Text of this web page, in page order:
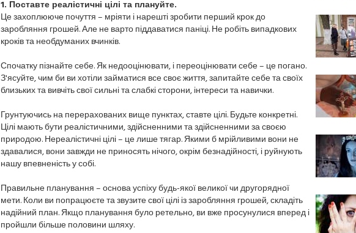
1. Поставте реалістичні цілі та плануйте.
Це захоплююче почуття – мріяти і нарешті зробити перший крок до
заробляння грошей. Але не варто піддаватися паніці. Не робіть випадкових
кроків та необдуманих вчинків.
Спочатку пізнайте себе. Як недооцінювати, і переоцінювати себе – це погано.
З'ясуйте, чим би ви хотіли займатися все своє життя, запитайте себе та своїх
близьких та вивчіть свої сильні та слабкі сторони, інтереси та навички.
Грунтуючись на перерахованих вище пунктах, ставте цілі. Будьте конкретні.
Цілі мають бути реалістичними, здійсненними та здійсненними за своєю
природою. Нереалістичні цілі – це лише тягар. Якими б мрійливими вони не
здавалися, вони завжди не приносять нічого, окрім безнадійності, і руйнують
нашу впевненість у собі.
Правильне планування – основа успіху будь-якої великої чи другорядної
мети. Коли ви попрацюєте та звузите свої цілі із заробляння грошей, складіть
надійний план. Якщо планування було ретельно, ви вже просунулися вперед і
пройшли більше половини шляху.